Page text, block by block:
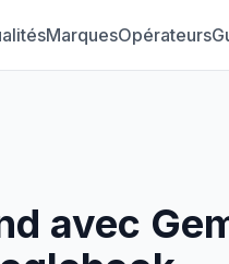
MarquesOpérateurs
avec